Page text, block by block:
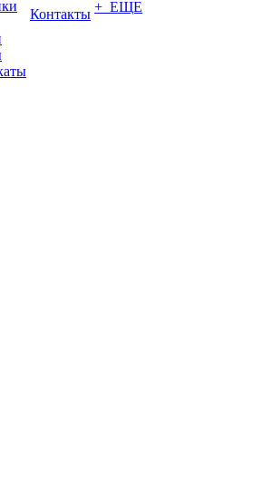
Контакты + ЕЩЕ